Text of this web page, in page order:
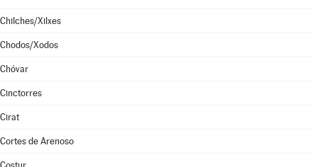
Chilches/Xilxes
Chodos/Xodos
Chóvar
Cinctorres
Cirat
Cortes de Arenoso